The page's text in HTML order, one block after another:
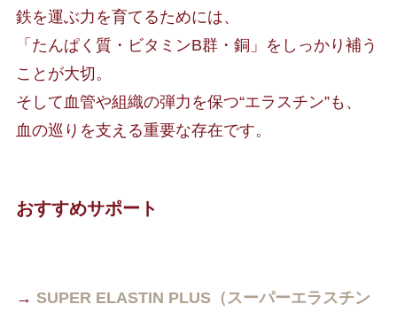
鉄を運ぶ力を育てるためには、
「たんぱく質・ビタミンB群・銅」をしっかり補う
ことが大切。
そして血管や組織の弾力を保つ“エラスチン”も、
血の巡りを支える重要な存在です。
おすすめサポート
→ SUPER ELASTIN PLUS（スーパーエラスチン